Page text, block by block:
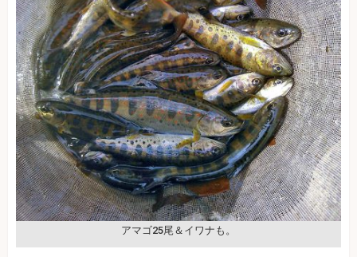
アマゴ25尾＆イワナも。